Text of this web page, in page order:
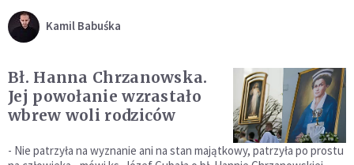
Kamil Babuśka
Bł. Hanna Chrzanowska.
Jej powołanie wzrastało
wbrew woli rodziców
- Nie patrzyła na wyznanie ani na stan majątkowy, patrzyła po prostu